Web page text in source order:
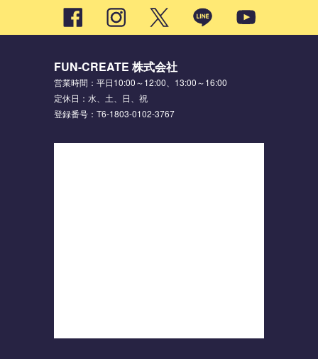
FUN-CREATE 株式会社
営業時間：平日10:00～12:00、13:00～16:00
定休日：水、土、日、祝
登録番号：T6-1803-0102-3767